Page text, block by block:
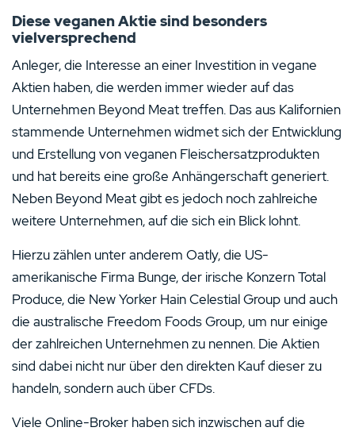
Diese veganen Aktie sind besonders
vielversprechend
Anleger, die Interesse an einer Investition in vegane
Aktien haben, die werden immer wieder auf das
Unternehmen Beyond Meat treffen. Das aus Kalifornien
stammende Unternehmen widmet sich der Entwicklung
und Erstellung von veganen Fleischersatzprodukten
und hat bereits eine große Anhängerschaft generiert.
Neben Beyond Meat gibt es jedoch noch zahlreiche
weitere Unternehmen, auf die sich ein Blick lohnt.
Hierzu zählen unter anderem Oatly, die US-
amerikanische Firma Bunge, der irische Konzern Total
Produce, die New Yorker Hain Celestial Group und auch
die australische Freedom Foods Group, um nur einige
der zahlreichen Unternehmen zu nennen. Die Aktien
sind dabei nicht nur über den direkten Kauf dieser zu
handeln, sondern auch über CFDs.
Viele Online-Broker haben sich inzwischen auf die